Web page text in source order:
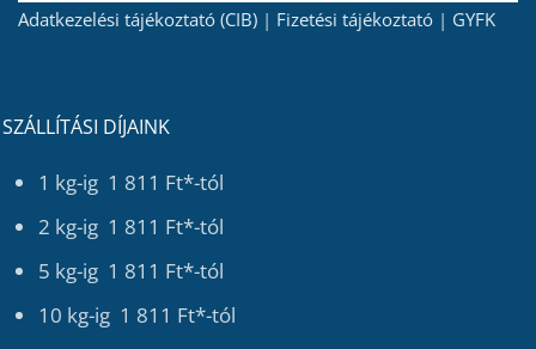
Adatkezelési tájékoztató (CIB) | Fizetési tájékoztató | GYFK
SZÁLLÍTÁSI DÍJAINK
1 kg-ig 1 811 Ft*-tól
2 kg-ig 1 811 Ft*-tól
5 kg-ig 1 811 Ft*-tól
10 kg-ig 1 811 Ft*-tól